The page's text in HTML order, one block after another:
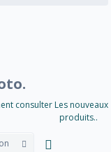
consulter Les nouveaux
produits..